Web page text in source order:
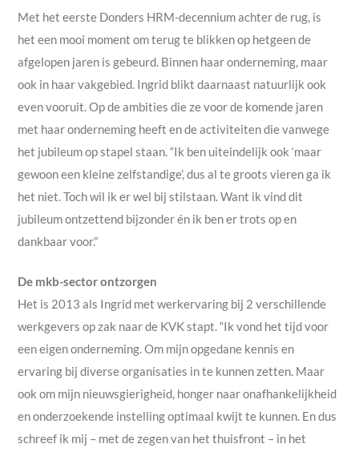
Met het eerste Donders HRM-decennium achter de rug, is
het een mooi moment om terug te blikken op hetgeen de
afgelopen jaren is gebeurd. Binnen haar onderneming, maar
ook in haar vakgebied. Ingrid blikt daarnaast natuurlijk ook
even vooruit. Op de ambities die ze voor de komende jaren
met haar onderneming heeft en de activiteiten die vanwege
het jubileum op stapel staan. “Ik ben uiteindelijk ook ‘maar
gewoon een kleine zelfstandige’, dus al te groots vieren ga ik
het niet. Toch wil ik er wel bij stilstaan. Want ik vind dit
jubileum ontzettend bijzonder én ik ben er trots op en
dankbaar voor.”
De mkb-sector ontzorgen
Het is 2013 als Ingrid met werkervaring bij 2 verschillende
werkgevers op zak naar de KVK stapt. “Ik vond het tijd voor
een eigen onderneming. Om mijn opgedane kennis en
ervaring bij diverse organisaties in te kunnen zetten. Maar
ook om mijn nieuwsgierigheid, honger naar onafhankelijkheid
en onderzoekende instelling optimaal kwijt te kunnen. En dus
schreef ik mij – met de zegen van het thuisfront – in het